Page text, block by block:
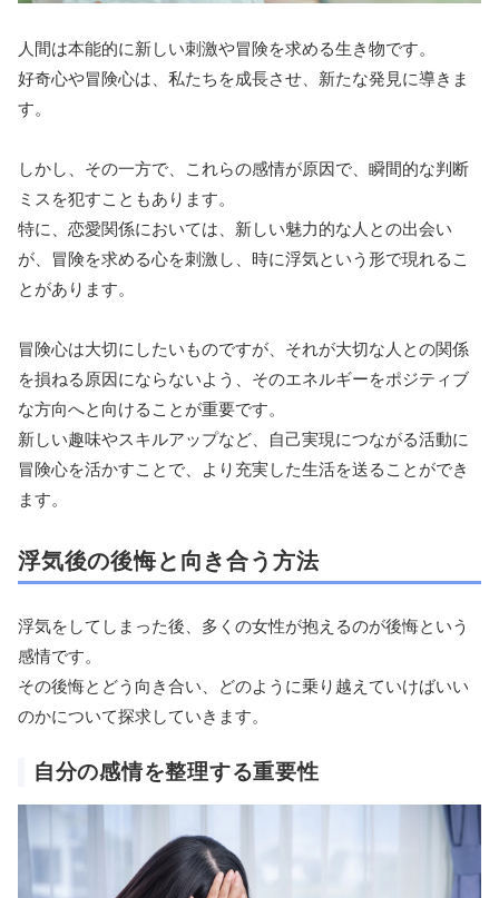
人間は本能的に新しい刺激や冒険を求める生き物です。
好奇心や冒険心は、私たちを成長させ、新たな発見に導きま
す。
しかし、その一方で、これらの感情が原因で、瞬間的な判断
ミスを犯すこともあります。
特に、恋愛関係においては、新しい魅力的な人との出会い
が、冒険を求める心を刺激し、時に浮気という形で現れるこ
とがあります。
冒険心は大切にしたいものですが、それが大切な人との関係
を損ねる原因にならないよう、そのエネルギーをポジティブ
な方向へと向けることが重要です。
新しい趣味やスキルアップなど、自己実現につながる活動に
冒険心を活かすことで、より充実した生活を送ることができ
ます。
浮気後の後悔と向き合う方法
浮気をしてしまった後、多くの女性が抱えるのが後悔という
感情です。
その後悔とどう向き合い、どのように乗り越えていけばいい
のかについて探求していきます。
自分の感情を整理する重要性